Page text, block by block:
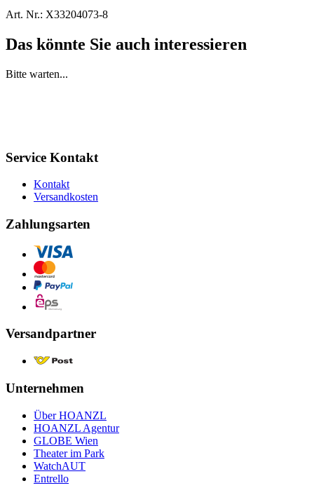
Art. Nr.: X33204073-8
Das könnte Sie auch interessieren
Bitte warten...
Service Kontakt
Kontakt
Versandkosten
Zahlungsarten
Versandpartner
Unternehmen
Über HOANZL
HOANZL Agentur
GLOBE Wien
Theater im Park
WatchAUT
Entrello